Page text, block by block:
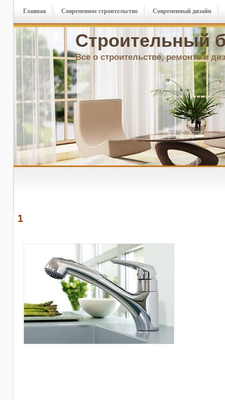
Строительный
Все о строительстве, ремонте и
Главная Современное строительство Современный дизайн
1